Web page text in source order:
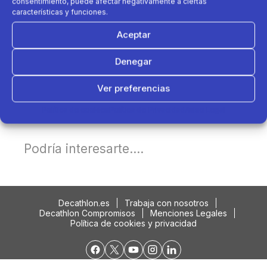
características y funciones.
Aceptar
Denegar
Ver preferencias
Podría interesarte....
Decathlon.es
Trabaja con nosotros
Decathlon Compromisos
Menciones Legales
Política de cookies y privacidad